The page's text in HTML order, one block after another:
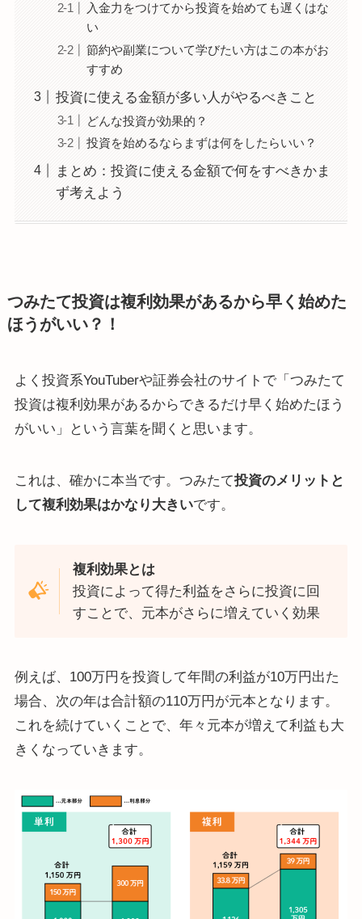
入金力をつけてから投資を始めても遅くはな
い
節約や副業について学びたい方はこの本がお
すすめ
投資に使える金額が多い人がやるべきこと
どんな投資が効果的？
投資を始めるならまずは何をしたらいい？
まとめ：投資に使える金額で何をすべきかま
ず考えよう
つみたて投資は複利効果があるから早く始めた
ほうがいい？！
よく投資系YouTuberや証券会社のサイトで「つみたて
投資は複利効果があるからできるだけ早く始めたほう
がいい」という言葉を聞くと思います。
これは、確かに本当です。つみたて投資のメリットと
して複利効果はかなり大きいです。
複利効果とは
投資によって得た利益をさらに投資に回
すことで、元本がさらに増えていく効果
例えば、100万円を投資して年間の利益が10万円出た
場合、次の年は合計額の110万円が元本となります。
これを続けていくことで、年々元本が増えて利益も大
きくなっていきます。